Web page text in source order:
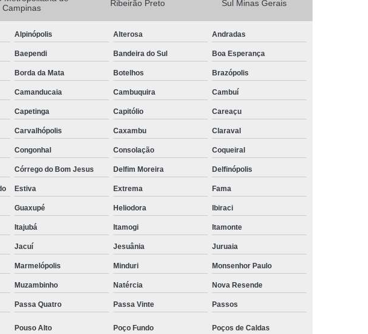
de Manga Longa
Camisa Social Manga Longa
Longa Masculina
Camisa Social Manga Longa Preta
Manga Longa Lisa
Camisa Social Masculina Preta Manga Longa
Preta Manga Longa
Camisa a Rigor Social Masculina
Social
Camisa Social Branca Masculina
Estampada Masculina
Camisa Social Jeans Masculina
Masculina
Camisa Social Masculina a Rigor
Masculina Preta
Masculina
Camisa Manga Longa Social Masculina Preço
Social Preço
Camisa Social Branca Masculina Preço
Masculina Preço
Camisa Social Jeans Masculina Preço
Estampada Preço
Camisa Social Masculina Manga Curta Preço
Manga Longa Preço
Camisa Social Masculina Preço
Preta Preço
Camisa Social Masculina Slim Preço
Campinas
Ribeirão Preto Sul Minas Gerais
Alpinópolis Alterosa Andradas
Baependi Bandeira do Sul Boa Esperança
Borda da Mata Botelhos Brazópolis
Camanducaia Cambuquira Cambuí
Capetinga Capitólio Careaçu
Carvalhópolis Caxambu Claraval
Congonhal Consolação Coqueiral
Córrego do Bom Jesus Delfim Moreira Delfinópolis
Estiva Extrema Fama
Guaxupé Heliodora Ibiraci
Itajubá Itamogi Itamonte
Jacuí Jesuânia Juruaia
Marmelópolis Minduri Monsenhor Paulo
Muzambinho Natércia Nova Resende
Passa Quatro Passa Vinte Passos
Pouso Alto Poço Fundo Poços de Caldas